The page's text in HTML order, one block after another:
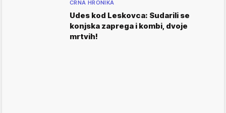
CRNA HRONIKA
Udes kod Leskovca: Sudarili se
konjska zaprega i kombi, dvoje
mrtvih!